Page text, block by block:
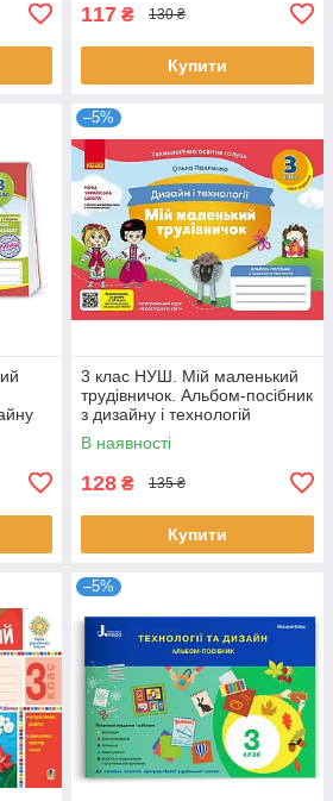
117 ₴ 130 ₴
Купити
Л.),
–5%
3 клас НУШ. Мій маленький
трудівничок. Альбом-посібник
з дизайну і технологій
(Павленко О.), Ранок
В наявності
128 ₴ 135 ₴
Купити
–5%